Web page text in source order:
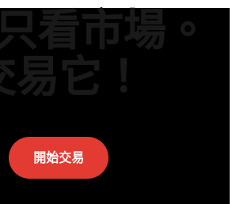
看市場。
易它！
開始交易